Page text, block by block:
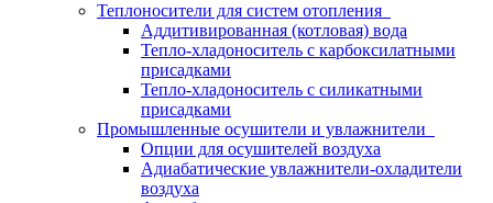
Теплоносители для систем отопления
Аддитивированная (котловая) вода
Тепло-хладоноситель с карбоксилатными
присадками
Тепло-хладоноситель с силикатными
присадками
Промышленные осушители и увлажнители
Опции для осушителей воздуха
Адиабатические увлажнители-охладители
воздуха